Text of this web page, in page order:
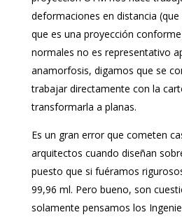
deformaciones en distancia
que es una proyección
normales no es representativo
anamorfosis, digamos que se
trabajar directamente con la
transformarla a planas.
Es un gran error que cometen
arquitectos cuando diseñan
puesto que si fuéramos
99,96 ml. Pero bueno, son
solamente pensamos los